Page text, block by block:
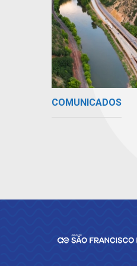
COMUNICADOS